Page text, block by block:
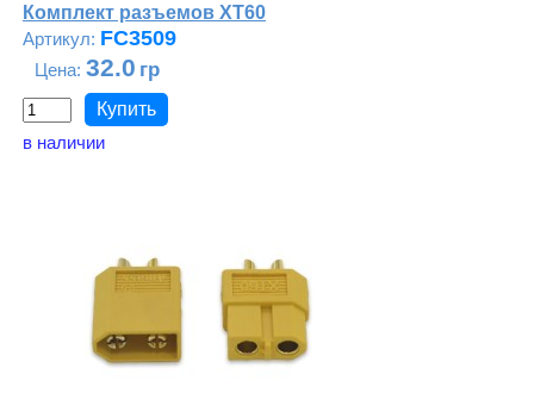
Комплект разъемов XT60
FC3509
32.0
в наличии